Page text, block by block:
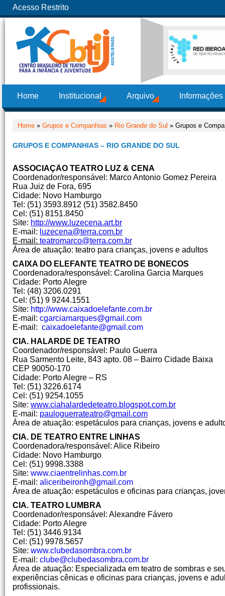
Acesso Restrito
Home Institucional Arquivo
Home » Grupos e Companhias » Rio Grande do Sul » Grupos e
GRUPOS E COMPANHIAS – RIO GRANDE DO SUL
ASSOCIAÇÃO TEATRO LUZ & CENA
Coordenador/responsável: Marco Antonio Gomez Pereira
Rua Juiz de Fora, 695
Cidade: Novo Hamburgo
Tel: (51) 3593.8912 (51) 3582.8450
Cel: (51) 8151.8450
Site: http://www.luzecena.art.br
E-mail: luzecena@terra.com.br
E-mail: teatromarco@terra.com.br
Área de atuação: teatro para crianças, jovens e adultos
CAIXA DO ELEFANTE TEATRO DE BONECOS
Coordenadora/responsável: Carolina Garcia Marques
Cidade: Porto Alegre
Tel: (48) 3206.0291
Cel: (51) 9 9244.1551
Site: http://www.caixadoelefante.com.br
E-mail: cgarciamarques@gmail.com
E-mail: caixadoelefante@gmail.com
CIA. HALARDE DE TEATRO
Coordenador/responsável: Paulo Guerra
Rua Sarmento Leite, 843 apto. 08 – Bairro Cidade Baixa
CEP 90050-170
Cidade: Porto Alegre – RS
Tel: (51) 3226.6174
Cel: (51) 9254.1055
Site: www.ciahalardedeteatro.blogspot.com.br
E-mail: pauloguerrateatro@gmail.com
Área de atuação: espetáculos para crianças, jovens e
CIA. DE TEATRO ENTRE LINHAS
Coordenadora/responsável: Alice Ribeiro
Cidade: Novo Hamburgo
Cel: (51) 9998.3388
Site: www.ciaentrelinhas.com.br
E-mail: aliceribeironh@gmail.com
Área de atuação: espetáculos e oficinas para crianças,
CIA. TEATRO LUMBRA
Coordenador/responsável: Alexandre Fávero
Cidade: Porto Alegre
Tel: (51) 3446.9134
Cel: (51) 9978.5657
Site: www.clubedasombra.com.br
E-mail: clube@clubedasombra.com.br
Área de atuação: Especializada em teatro de sombras e
experiências cênicas e oficinas para crianças, jovens e
profissionais.